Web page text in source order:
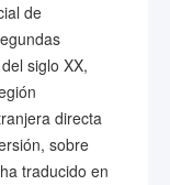
de
siglo XX,
directa
sobre
traducido en